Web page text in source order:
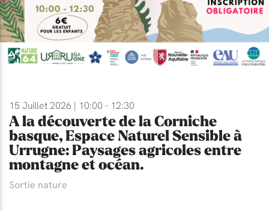
15 Juillet 2026 | 10:00 - 12:30
A la découverte de la Corniche
basque, Espace Naturel Sensible à
Urrugne: Paysages agricoles entre
montagne et océan.
Sortie nature